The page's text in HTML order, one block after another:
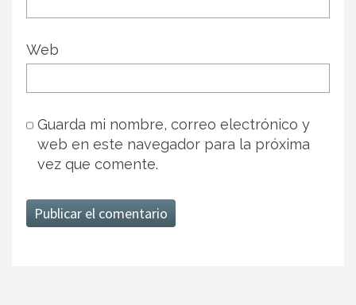
Web
Guarda mi nombre, correo electrónico y
web en este navegador para la próxima
vez que comente.